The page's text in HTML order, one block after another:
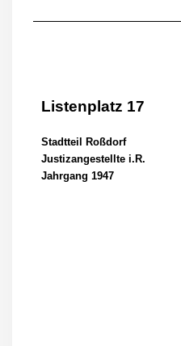
Listenplatz 17
Stadtteil Roßdorf
Justizangestellte i.R.
Jahrgang 1947